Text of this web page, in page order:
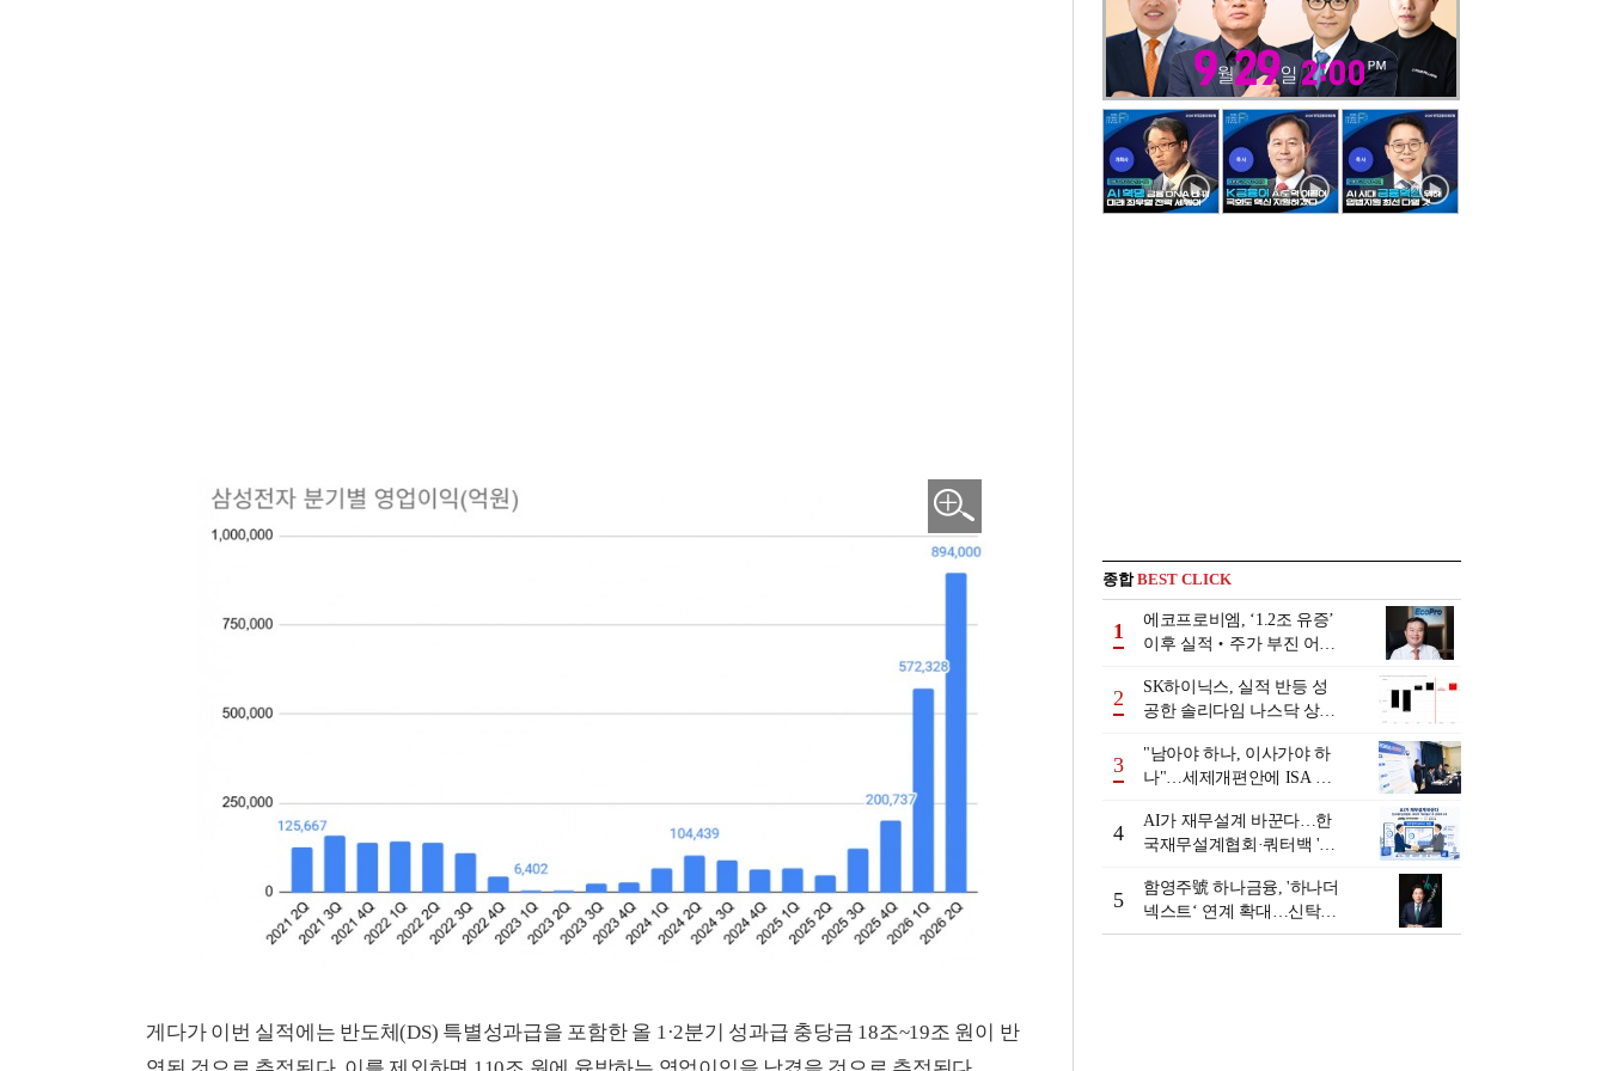
게다가 이번 실적에는 반도체(DS) 특별성과급을 포함한 올 1·2분기 성과급 충당금 18조~19조 원이 반
종합BEST CLICK
1
에코프로비엠, ‘1.2조 유증’
이후 실적‧주가 부진 어쩌
2
SK하이닉스, 실적 반등 성
공한 솔리다임 나스닥 상장
3
"남아야 하나, 이사가야 하
나"…세제개편안에 ISA 투
4
AI가 재무설계 바꾼다…한
국재무설계협회·쿼터백 '베
5
함영주號 하나금융, '하나더
넥스트‘ 연계 확대…신탁수
수료 2배 증가 효과 [금융 시